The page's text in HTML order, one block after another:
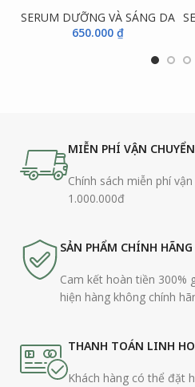
SERUM DƯỠNG VÀ SÁNG DA
650.000 ₫
MIỄN PHÍ VẬN CHUYỂN
Chính sách miễn phí
1.000.000đ
SẢN PHẨM CHÍNH HÃNG
Cam kết hoàn tiền 300%
hiện hàng không chính
THANH TOÁN LINH
Khách hàng có thể đặt